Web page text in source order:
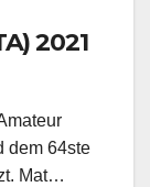
2021
dem 64ste
Mat…